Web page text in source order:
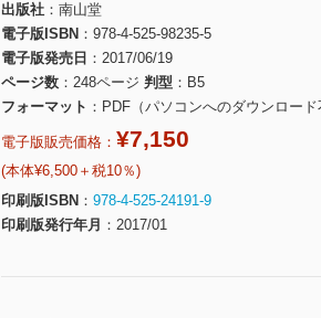
出版社
南山堂
電子版ISBN
978-4-525-98235-5
電子版発売日
2017/06/19
ページ数
248ページ 判型
B5
フォーマット
PDF（パソコンへのダウンロード
電子版販売価格： ¥7,150
(本体¥6,500＋税10％)
印刷版ISBN
978-4-525-24191-9
印刷版発行年月
2017/01